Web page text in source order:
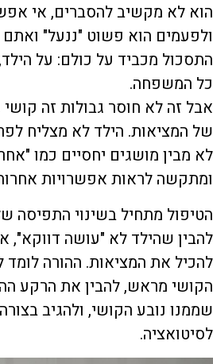
הוא לא מקשיב להסברים, אי
ולפעמים הוא פשוט "ננעל"
התסכול מכביד על כולם: על
כל המשפחה.
אבל זה לא חוסר גבולות זה
של המציאות. הילד לא מצליח
לא מבין מושגים יחסיים כמו
ומתקשה לראות אפשרויות
הטיפול מתחיל בשינוי התפיסה
להבין שהילד לא "עושה
להכיל את המציאות. ההורה לומד
הקושי מראש, להבין את הרקע
שממנו נובע הקושי, ולהגיב
לסיטואציה.